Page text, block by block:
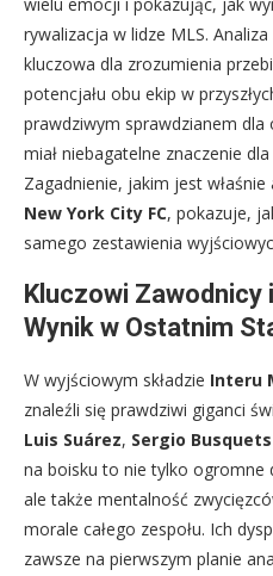
wielu emocji i pokazując, jak
rywalizacja w lidze MLS.
kluczowa dla zrozumienia
potencjału obu ekip w
prawdziwym sprawdzianem dla
miał niebagatelne znaczenie
Zagadnienie, jakim jest właśnie
New York City FC, pokazuje,
samego zestawienia
Kluczowi Zawodnicy
Wynik w Ostatnim
W wyjściowym składzie Interu
znaleźli się prawdziwi giganci
Luis Suárez, Sergio Busquets
na boisku to nie tylko ogromne
ale także mentalność
morale całego zespołu. Ich
zawsze na pierwszym planie